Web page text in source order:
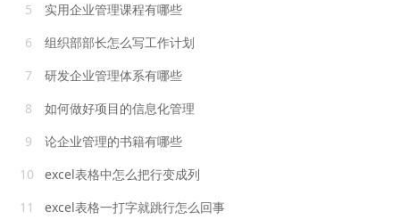
5
实用企业管理课程有哪些
6
组织部部长怎么写工作计划
7
研发企业管理体系有哪些
8
如何做好项目的信息化管理
9
论企业管理的书籍有哪些
10
excel表格中怎么把行变成列
11
excel表格一打字就跳行怎么回事